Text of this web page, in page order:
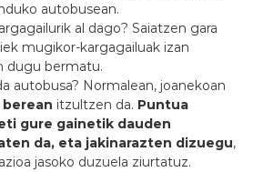
autobusean.
al dago? Saiatzen gara
mugikor-kargagailuak izan
dugu bermatu.
autobusa? Normalean, joanekoan
itzultzen da. Puntua
gure gainetik dauden
da, eta jakinarazten dizuegu,
jasoko duzuela ziurtatuz.